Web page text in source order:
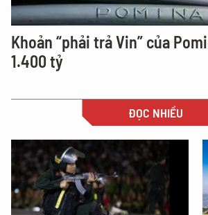
Khoản “phải trả Vin” của
1.400 tỷ
ĐỌC NHIỀU